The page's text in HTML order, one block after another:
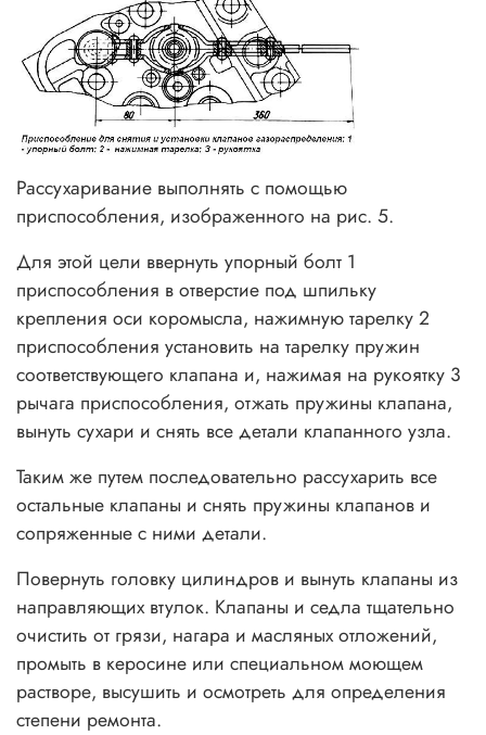
Рассухаривание выполнять с помощью
приспособления, изображенного на рис. 5.
Для этой цели ввернуть упорный болт 1
приспособления в отверстие под шпильку
крепления оси коромысла, нажимную тарелку 2
приспособления установить на тарелку пружин
соответствующего клапана и, нажимая на рукоятку 3
рычага приспособления, отжать пружины клапана,
вынуть сухари и снять все детали клапанного узла.
Таким же путем последовательно рассухарить все
остальные клапаны и снять пружины клапанов и
сопряженные с ними детали.
Повернуть головку цилиндров и вынуть клапаны из
направляющих втулок. Клапаны и седла тщательно
очистить от грязи, нагара и масляных отложений,
промыть в керосине или специальном моющем
растворе, высушить и осмотреть для определения
степени ремонта.